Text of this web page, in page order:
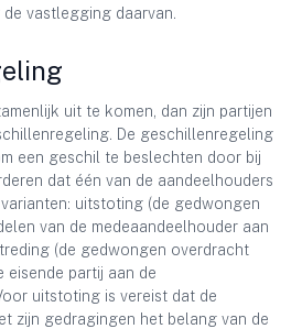
vastlegging daarvan.
uit te komen, dan zijn partijen
De geschillenregeling
een geschil te beslechten door bij
dat één van de aandeelhouders
uitstoting (de gedwongen
van de medeaandeelhouder aan
(de gedwongen overdracht
eisende partij aan de
uitstoting is vereist dat de
zijn gedragingen het belang van de